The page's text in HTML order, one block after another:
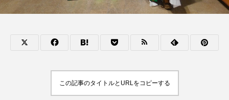
この記事のタイトルとURLをコピーする